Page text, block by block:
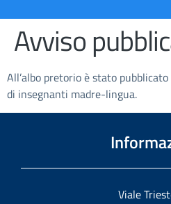
Avviso
All’albo pretorio è stato
di insegnanti madre-lingua.
Viale